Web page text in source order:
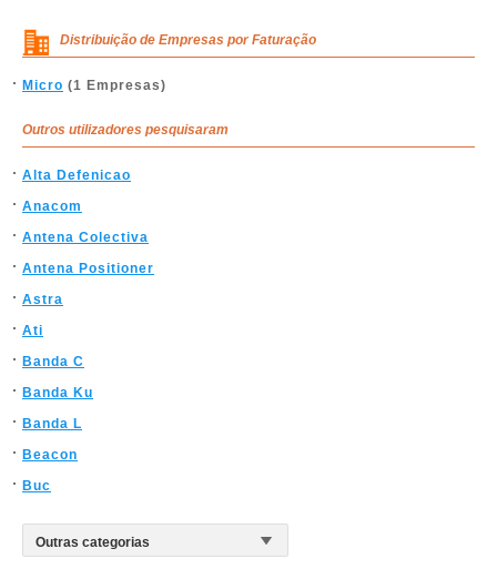
Distribuição de Empresas por Faturação
Micro (1 Empresas)
Outros utilizadores pesquisaram
Alta Defenicao
Anacom
Antena Colectiva
Antena Positioner
Astra
Ati
Banda C
Banda Ku
Banda L
Beacon
Buc